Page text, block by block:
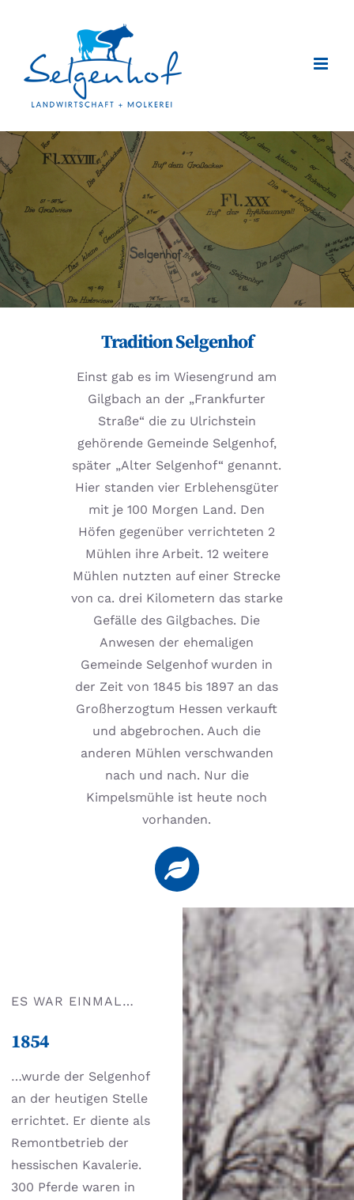
springen
Tradition Selgenhof
Einst gab es im Wiesengrund am
Gilgbach an der „Frankfurter
Straße“ die zu Ulrichstein
gehörende Gemeinde Selgenhof,
später „Alter Selgenhof“ genannt.
Hier standen vier Erblehensgüter
mit je 100 Morgen Land. Den
Höfen gegenüber verrichteten 2
Mühlen ihre Arbeit. 12 weitere
Mühlen nutzten auf einer Strecke
von ca. drei Kilometern das starke
Gefälle des Gilgbaches. Die
Anwesen der ehemaligen
Gemeinde Selgenhof wurden in
der Zeit von 1845 bis 1897 an das
Großherzogtum Hessen verkauft
und abgebrochen. Auch die
anderen Mühlen verschwanden
nach und nach. Nur die
Kimpelsmühle ist heute noch
vorhanden.
ES WAR EINMAL…
1854
…wurde der Selgenhof
an der heutigen Stelle
errichtet. Er diente als
Remontbetrieb der
hessischen Kavalerie.
300 Pferde waren in